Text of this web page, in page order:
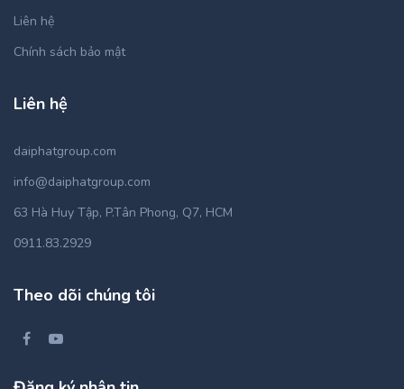
Liên hệ
Chính sách bảo mật
Liên hệ
daiphatgroup.com
info@daiphatgroup.com
63 Hà Huy Tập, P.Tân Phong, Q7, HCM
0911.83.2929
Theo dõi chúng tôi